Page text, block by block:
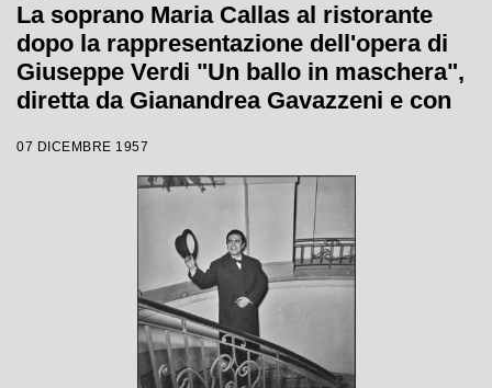
La soprano Maria Callas al ristorante
dopo la rappresentazione dell'opera di
Giuseppe Verdi "Un ballo in maschera",
diretta da Gianandrea Gavazzeni e con
quale è stata inaugurata la stagione
lirica 1957-1958 del Teatro alla Scala
07 DICEMBRE 1957